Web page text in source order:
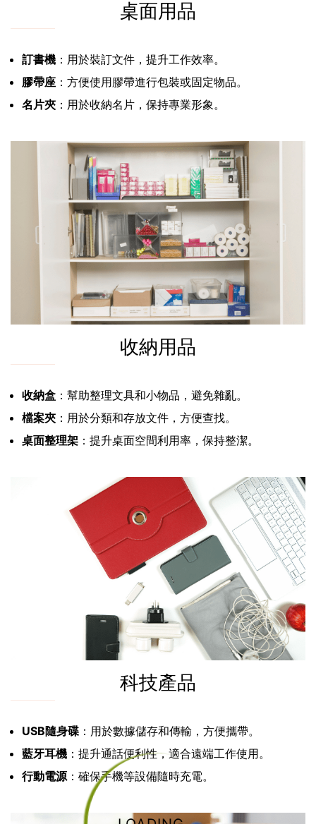
桌面用品
訂書機 ：用於裝訂文件，提升工作效率。
膠帶座 ：方便使用膠帶進行包裝或固定物品。
名片夾 ：用於收納名片，保持專業形象。
收納用品
收納盒 ：幫助整理文具和小物品，避免雜亂。
檔案夾 ：用於分類和存放文件，方便查找。
桌面整理架 ：提升桌面空間利用率，保持整潔。
科技產品
USB隨身碟 ：用於數據儲存和傳輸，方便攜帶。
藍牙耳機 ：提升通話便利性，適合遠端工作使用。
行動電源：確保手機等設備隨時充電。